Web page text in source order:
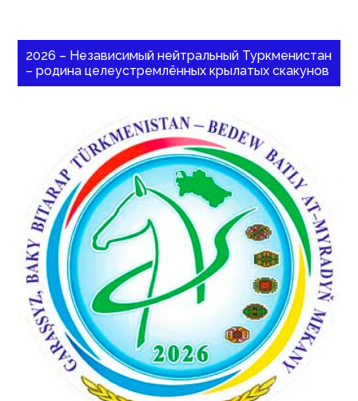
2026 – Независимый нейтральный Туркменистан
– родина целеустремлённых крылатых скакунов